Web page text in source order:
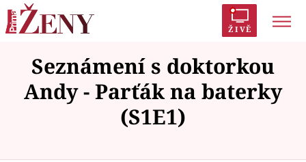
ŽIVĚ
Trendy: Polabí Inspekce Prostřeno!
AYTO?
Módní alarm
Zrádci Proměny
Seznámení s doktorkou
Andy - Parťák na baterky
(S1E1)